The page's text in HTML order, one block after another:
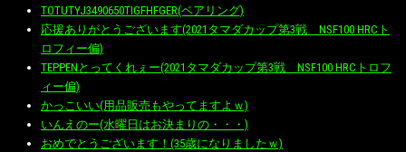
TOTUTYJ3490650TIGFHFGER(ベアリング)
応援ありがとうございます(2021タマダカップ第3戦 NSF100 HRCト
ロフィー偏)
TEPPENとってくれぇー(2021タマダカップ第3戦 NSF100 HRCトロフ
ィー偏)
かっこいい(用品販売もやってますよｗ)
いんえのー(水曜日はお決まりの・・・)
おめでとうございます！(35歳になりましたｗ)